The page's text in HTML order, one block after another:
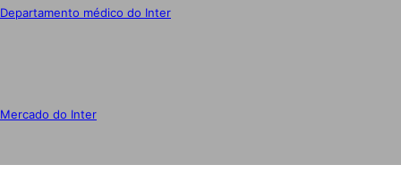
Departamento médico do Inter
Mercado do Inter